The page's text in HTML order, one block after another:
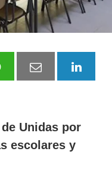
Unidas por
escolares y